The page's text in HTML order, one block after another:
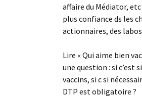
affaire du Médiator,
plus confiance ds les
actionnaires, des
Lire « Qui aime bien
une question : si c’est
vaccins, si c si
DTP est obligatoire ?